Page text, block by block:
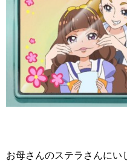
お母さんのステラさんにい